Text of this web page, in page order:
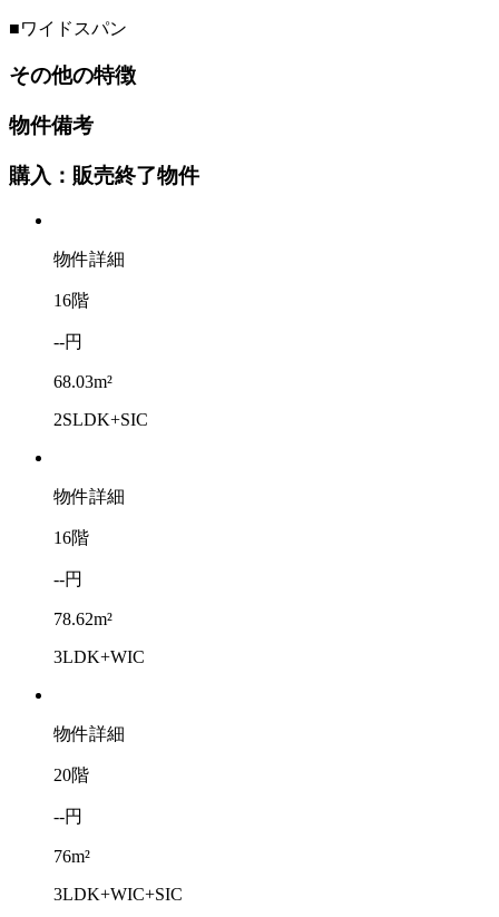
■ワイドスパン
その他の特徴
物件備考
購入：販売終了物件
物件詳細
16階
--円
68.03m²
2SLDK+SIC
物件詳細
16階
--円
78.62m²
3LDK+WIC
物件詳細
20階
--円
76m²
3LDK+WIC+SIC